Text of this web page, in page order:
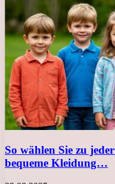
So wählen Sie zu
bequeme Kleidung…